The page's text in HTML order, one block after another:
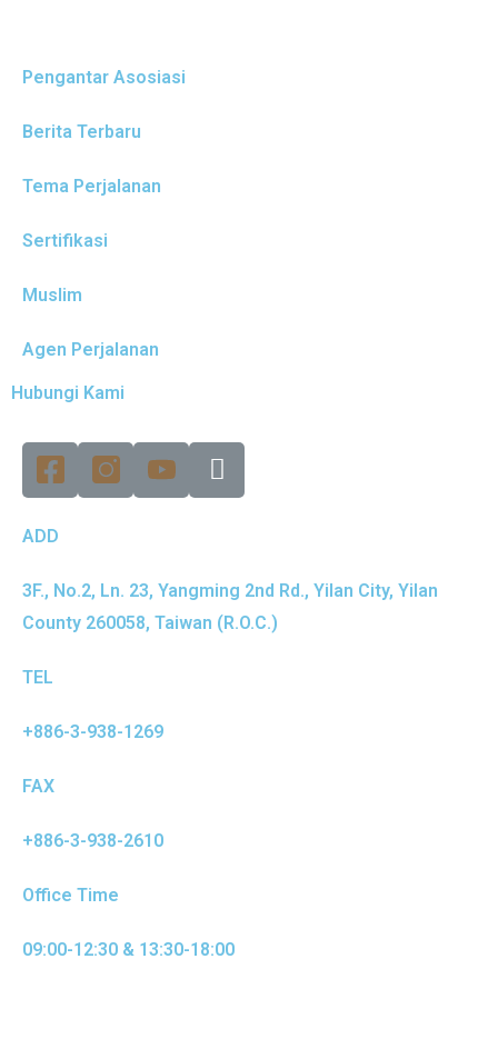
Pengantar Asosiasi
Berita Terbaru
Tema Perjalanan
Sertifikasi
Muslim
Agen Perjalanan
Hubungi Kami
ADD
3F., No.2, Ln. 23, Yangming 2nd Rd., Yilan City, Yilan
County 260058, Taiwan (R.O.C.)
TEL
+886-3-938-1269
FAX
+886-3-938-2610
Office Time
09:00-12:30 & 13:30-18:00